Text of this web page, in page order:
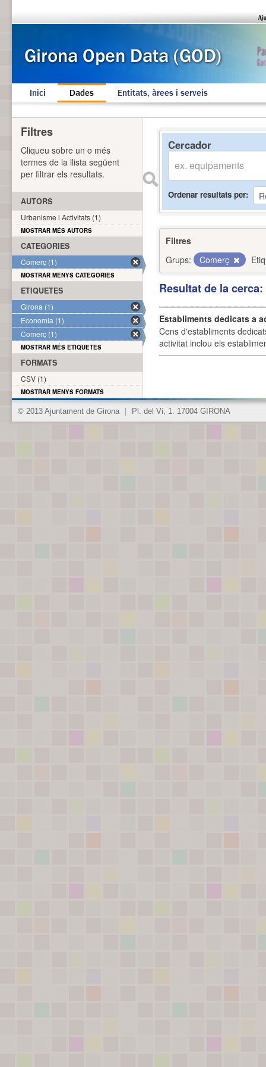
Inici Dades Entitats, àrees i serveis
Cercador
Ordenar resultats per
Filtres
Grups:
Comerç
Resultat de la
Establiments dedicats a
Cens d'establiments
activitat inclou els
Filtres
Cliqueu sobre un o més
termes de la llista següent
per filtrar els resultats.
AUTORS
Urbanisme i Activitats (1)
MOSTRAR MÉS AUTORS
CATEGORIES
Comerç (1)
MOSTRAR MENYS CATEGORIES
ETIQUETES
Girona (1)
Economia (1)
Comerç (1)
MOSTRAR MÉS ETIQUETES
FORMATS
CSV (1)
MOSTRAR MENYS FORMATS
© 2013 Ajuntament de Girona Pl. del Vi, 1. 17004 GIRONA